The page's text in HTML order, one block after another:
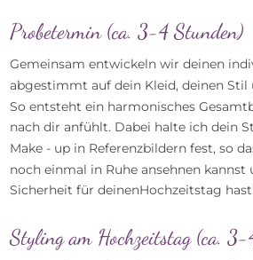
Probetermin (ca. 3-4 Stunden)
Gemeinsam entwickeln wir deinen
abgestimmt auf dein Kleid, deinen
So entsteht ein harmonisches
nach dir anfühlt. Dabei halte ich dein
Make - up in Referenzbildern fest, so
noch einmal in Ruhe ansehnen kannst
Sicherheit für deinenHochzeitstag hast.
Styling am Hochzeitstag (ca.